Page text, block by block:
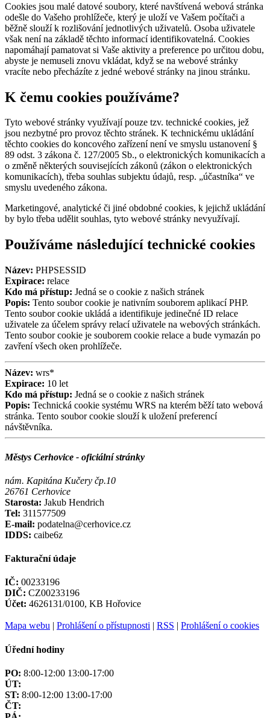
Cookies jsou malé datové soubory, které navštívená webová stránka
odešle do Vašeho prohlížeče, který je uloží ve Vašem počítači a
běžně slouží k rozlišování jednotlivých uživatelů. Osoba uživatele
však není na základě těchto informací identifikovatelná. Cookies
napomáhají pamatovat si Vaše aktivity a preference po určitou dobu,
abyste je nemuseli znovu vkládat, když se na webové stránky
vracíte nebo přecházíte z jedné webové stránky na jinou stránku.
K čemu cookies používáme?
Tyto webové stránky využívají pouze tzv. technické cookies, jež
jsou nezbytné pro provoz těchto stránek. K technickému ukládání
těchto cookies do koncového zařízení není ve smyslu ustanovení §
89 odst. 3 zákona č. 127/2005 Sb., o elektronických komunikacích a
o změně některých souvisejících zákonů (zákon o elektronických
komunikacích), třeba souhlas subjektu údajů, resp. „účastníka“ ve
smyslu uvedeného zákona.
Marketingové, analytické či jiné obdobné cookies, k jejichž ukládání
by bylo třeba udělit souhlas, tyto webové stránky nevyužívají.
Používáme následující technické cookies
Název: PHPSESSID
Expirace: relace
Kdo má přístup: Jedná se o cookie z našich stránek
Popis: Tento soubor cookie je nativním souborem aplikací PHP.
Tento soubor cookie ukládá a identifikuje jedinečné ID relace
uživatele za účelem správy relací uživatele na webových stránkách.
Tento soubor cookie je souborem cookie relace a bude vymazán po
zavření všech oken prohlížeče.
Název: wrs*
Expirace: 10 let
Kdo má přístup: Jedná se o cookie z našich stránek
Popis: Technická cookie systému WRS na kterém běží tato webová
stránka. Tento soubor cookie slouží k uložení preferencí
návštěvníka.
Městys Cerhovice - oficiální stránky
nám. Kapitána Kučery čp.10
26761 Cerhovice
Starosta: Jakub Hendrich
Tel: 311577509
E-mail: podatelna@cerhovice.cz
IDDS: caibe6z
Fakturační údaje
IČ: 00233196
DIČ: CZ00233196
Účet: 4626131/0100, KB Hořovice
Mapa webu | Prohlášení o přístupnosti | RSS | Prohlášení o cookies
Úřední hodiny
PO: 8:00-12:00 13:00-17:00
ÚT:
ST: 8:00-12:00 13:00-17:00
ČT: